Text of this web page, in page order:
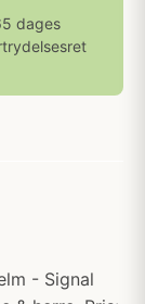
dages
- Signal